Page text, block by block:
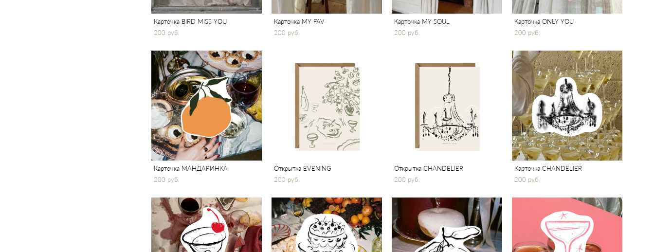
Карточка BIRD MISS YOU
200 pуб.
Карточка MY FAV
200 pуб.
Карточка MY SOUL
200 pуб.
Карточка ONLY YOU
200 pуб.
Карточка МАНДАРИНКА
200 pуб.
Открытка EVENING
200 pуб.
Открытка CHANDELIER
200 pуб.
Карточка CHANDELIER
200 pуб.